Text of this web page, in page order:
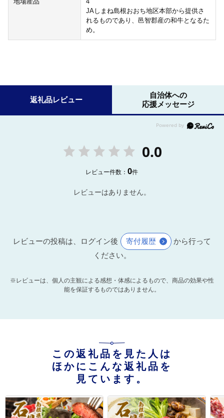
JAしまね島根おおち地区本部から提供さ
れるものであり、邑智郡産の和牛となるた
め。
返礼品レビュー
自治体への
応援メッセージ
0.0
レビュー件数：0件
レビューはありません。
レビューの投稿は、ログイン後 寄付履歴
から行って
ください。
※レビューは、個人の主観による感想・体感によるもので、商品の効果や性
能を保証するものではありません。
この返礼品を見た人は
ほかにこんな返礼品を
見ています。